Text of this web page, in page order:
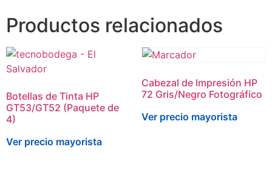
Productos relacionados
Botellas de Tinta HP
GT53/GT52 (Paquete de
4)
Ver precio mayorista
Cabezal de Impresión HP
72 Gris/Negro Fotográfico
Ver precio mayorista